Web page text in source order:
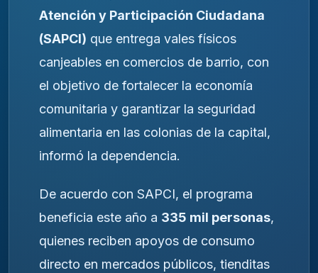
Atención y Participación Ciudadana
(SAPCI) que entrega vales físicos
canjeables en comercios de barrio, con
el objetivo de fortalecer la economía
comunitaria y garantizar la seguridad
alimentaria en las colonias de la capital,
informó la dependencia.
De acuerdo con SAPCI, el programa
beneficia este año a 335 mil personas,
quienes reciben apoyos de consumo
directo en mercados públicos, tienditas